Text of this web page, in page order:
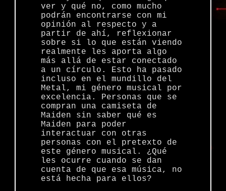
ver y qué no, como mucho
podrán encontrarse con mi
opinión al respecto y a
partir de ahí, reflexionar
sobre si lo que están viendo
realmente les aporta algo
más allá de estar conectado
a un círculo. Esto ha pasado
incluso en el mundillo del
Metal, mi género musical por
excelencia. Personas que se
compran una camiseta de
Maiden sin saber qué es
Maiden para poder
interactuar con otras
personas con el pretexto de
este género musical. ¿Qué
les ocurre cuando se dan
cuenta de que esa música, no
está hecha para ellos?